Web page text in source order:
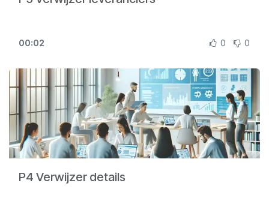
00:02 0 0
P4 Verwijzer details